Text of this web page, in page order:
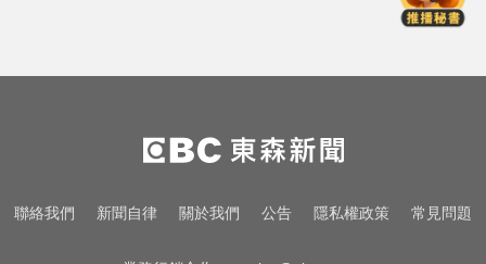
示警：恐爆敗血症
白海豚颱風強襲日本！奄美逾3萬戶
停電 沖繩5人受傷
愛玩車／鎳氫電池時代落幕 豐田迎
聯絡我們 新聞自律 關於我們 公告 隱私權政策 常見問題